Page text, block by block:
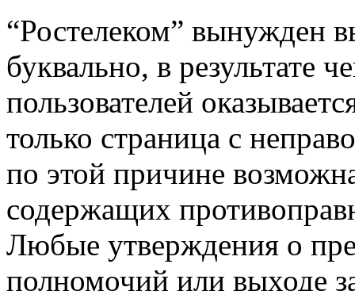
“Ростелеком” вынужден
буквально, в результате
пользователей
только страница с
по этой причине
содержащих
Любые утверждения о
полномочий или выходе